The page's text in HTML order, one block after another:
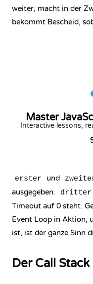
weiter, macht in der
bekommt Bescheid,
Master
Interactive lessons,
erster und
ausgegeben.
dritter
Timeout auf 0 steht.
Event Loop in Aktion,
ist, ist der ganze Sinn
Der Call